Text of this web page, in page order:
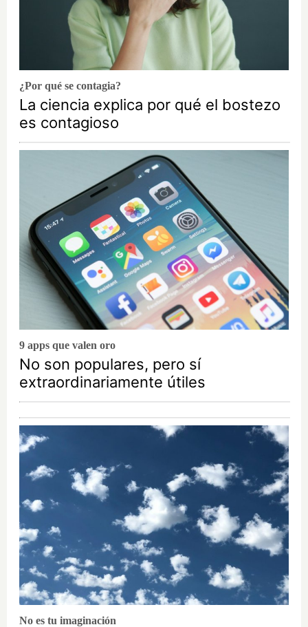
¿Por qué se contagia?
La ciencia explica por qué el bostezo
es contagioso
9 apps que valen oro
No son populares, pero sí
extraordinariamente útiles
No es tu imaginación